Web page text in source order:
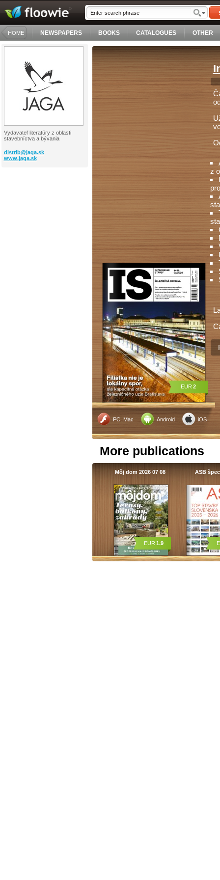
HOME NEWSPAPERS BOOKS CATALOGUES OTHER
Vydavateľ literatúry z oblasti
stavebníctva a bývania
distrib@jaga.sk
www.jaga.sk
PC, Mac Android iOS
EUR 2
z
More publications
Môj dom 2026 07 08
EUR 1.9
ASB